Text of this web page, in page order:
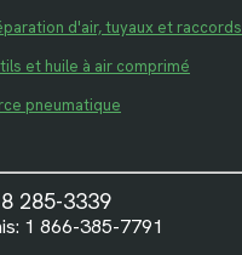
d'air, tuyaux et raccords
et huile à air comprimé
pneumatique
285-3339
1 866-385-7791